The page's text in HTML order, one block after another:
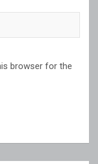
browser for the